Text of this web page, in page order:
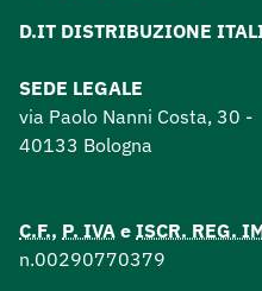
D.IT DISTRIBUZIONE
SEDE LEGALE
via Paolo Nanni Costa, 30 -
40133 Bologna
C.F., P. IVA e ISCR. REG.
n.00290770379